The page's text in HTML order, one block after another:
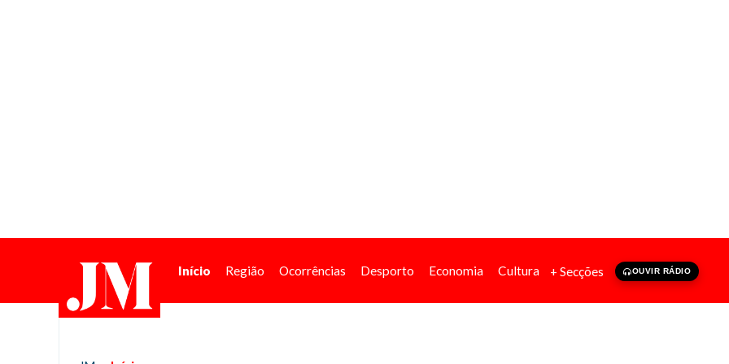
Início Região Ocorrências Desporto Economia Cultura + Secções OUVIR RÁDIO